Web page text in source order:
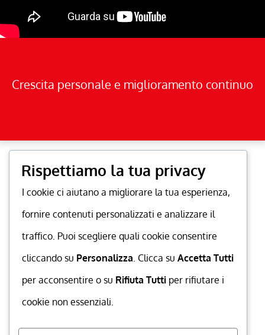
Crescita personale e miglioramento continuo
Rispettiamo la tua privacy
I cookie ci aiutano a migliorare la tua esperienza,
fornire contenuti personalizzati e analizzare il
traffico. Puoi scegliere quali cookie consentire
cliccando su Personalizza. Clicca su Accetta Tutti
per acconsentire o su Rifiuta Tutti per rifiutare i
cookie non essenziali.